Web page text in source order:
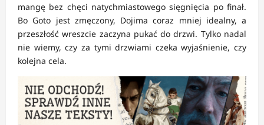
mangę bez chęci natychmiastowego sięgnięcia po finał.
Bo Goto jest zmęczony, Dojima coraz mniej idealny, a
przeszłość wreszcie zaczyna pukać do drzwi. Tylko nadal
nie wiemy, czy za tymi drzwiami czeka wyjaśnienie, czy
kolejna cela.